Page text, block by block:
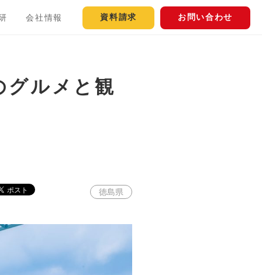
会社情報 資料請求 お問い合わせ
グルメと観
徳島県